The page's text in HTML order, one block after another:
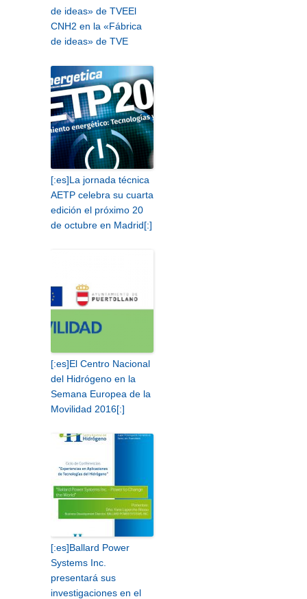
de ideas» de TVEEl
CNH2 en la «Fábrica
de ideas» de TVE
[:es]La jornada técnica
AETP celebra su cuarta
edición el próximo 20
de octubre en Madrid[:]
[:es]El Centro Nacional
del Hidrógeno en la
Semana Europea de la
Movilidad 2016[:]
[:es]Ballard Power
Systems Inc.
presentará sus
investigaciones en el